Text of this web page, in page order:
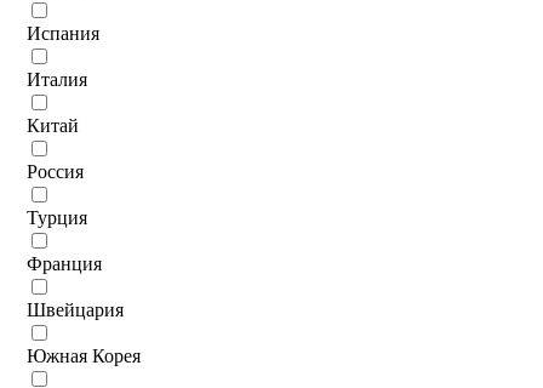
Испания
Италия
Китай
Россия
Турция
Франция
Швейцария
Южная Корея